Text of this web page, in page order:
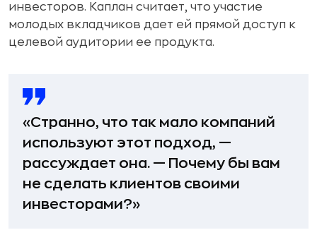
инвесторов. Каплан считает, что участие
молодых вкладчиков дает ей прямой доступ к
целевой аудитории ее продукта.
«Странно, что так мало компаний
используют этот подход, —
рассуждает она. — Почему бы вам
не сделать клиентов своими
инвесторами?»